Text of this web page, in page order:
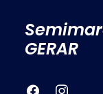
GERAR